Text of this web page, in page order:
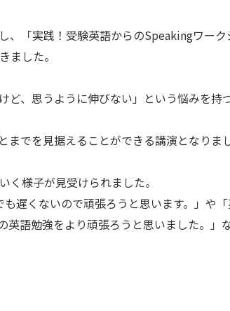
「実践！受験英語からのSpeakingワー
ました。
ど、思うように伸びない」という悩みを持
でを見据えることができる講演となりまし
様子が見受けられました。
遅くないので頑張ろうと思います。」や
語勉強をより頑張ろうと思いました。」